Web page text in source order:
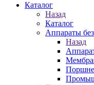
Каталог
Назад
Каталог
Аппараты
Назад